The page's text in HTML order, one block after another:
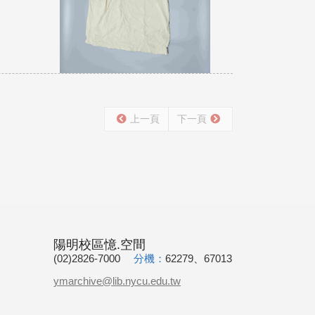
上一頁 下一頁
陽明校區憶.空間
(02)2826-7000 分機： 62279、67013
ymarchive@lib.nycu.edu.tw